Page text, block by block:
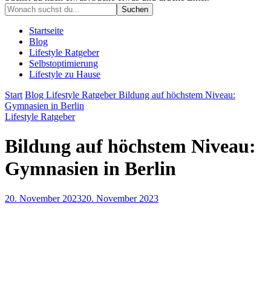
Startseite
Blog
Lifestyle Ratgeber
Selbstoptimierung
Lifestyle zu Hause
Start Blog Lifestyle RatgeberBildung auf höchstem Niveau:
Gymnasien in Berlin
Lifestyle Ratgeber
Bildung auf höchstem Niveau:
Gymnasien in Berlin
20. November 202320. November 2023